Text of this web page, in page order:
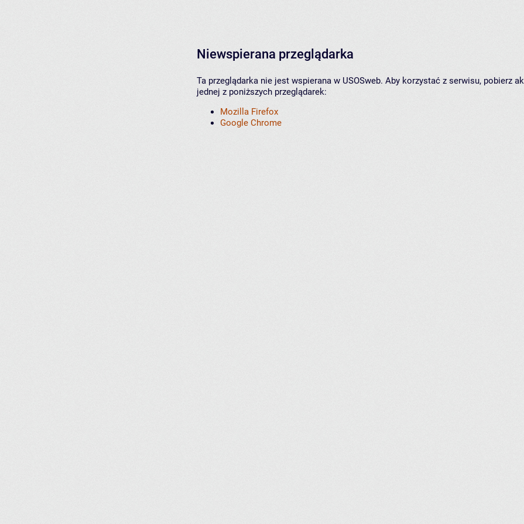
Niewspierana przeglądarka
Ta przeglądarka nie jest wspierana w USOSweb. Aby korzystać z serwisu, pobierz
jednej z poniższych przeglądarek:
Mozilla Firefox
Google Chrome